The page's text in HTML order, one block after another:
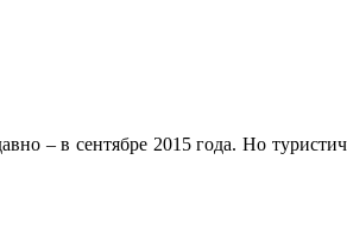
– в сентябре 2015 года. Но